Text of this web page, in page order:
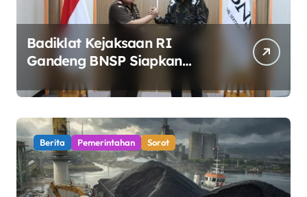
Badiklat Kejaksaan RI
Gandeng BNSP Siapkan
Sertifikasi Profesi Jaksa
Berita Pemerintahan Sorot